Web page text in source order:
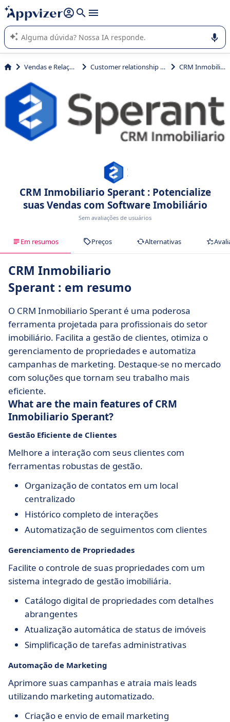
de nossa IA (várias linhas com
A IA do Appvizer o orienta no uso ou na seleção de software
SaaS para sua empresa.
Vendas e Relação com Cliente Customer relationship management (CRM) CRM Inmobiliario Sperant
CRM Inmobiliario Sperant : Potencialize
suas Vendas com Software Imobiliário
Sem avaliações de usuários
Em resumos Preços Alternativas
CRM Inmobiliario
Sperant : em resumo
O CRM Inmobiliario Sperant é uma poderosa
ferramenta projetada para profissionais do setor
imobiliário. Facilita a gestão de clientes, otimiza o
gerenciamento de propriedades e automatiza
campanhas de marketing. Destaque-se no mercado
com soluções que tornam seu trabalho mais
eficiente.
What are the main features of CRM
Inmobiliario Sperant?
Gestão Eficiente de Clientes
Melhore a interação com seus clientes com
ferramentas robustas de gestão.
Organização de contatos em um local
centralizado
Histórico completo de interações
Automatização de seguimentos com clientes
Gerenciamento de Propriedades
Facilite o controle de suas propriedades com um
sistema integrado de gestão imobiliária.
Catálogo digital de propriedades com detalhes
abrangentes
Atualização automática de status de imóveis
Simplificação de tarefas administrativas
Automação de Marketing
Aprimore suas campanhas e atraia mais leads
utilizando marketing automatizado.
Criação e envio de email marketing